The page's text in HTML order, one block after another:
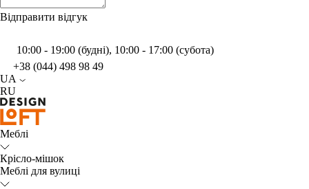
Відправити відгук
10:00 - 19:00 (будні), 10:00 - 17:00 (субота)
+38 (044) 498 98 49
UA
RU
Меблі
Крісло-мішок
Меблі для вулиці